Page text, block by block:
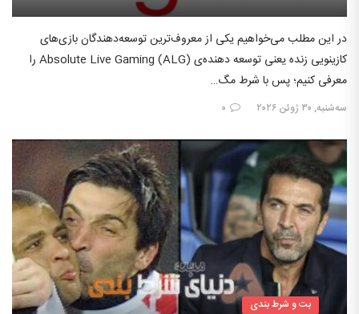
در این مطلب می‌خواهیم یکی از معروف‌ترین توسعه‌دهندگان بازی‌های
کازینویی زنده یعنی توسعه دهنده‌ی Absolute Live Gaming (ALG) را
معرفی کنیم؛ پس با شرط مگ…
سه‌شنبه, ۳۰ ژوئن ۲۰۲۶ ۰
بت و شرط بندی